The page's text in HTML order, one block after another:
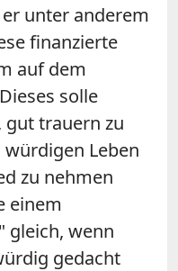
unter anderem
finanzierte
auf dem
solle
gut trauern zu
Leben
zu nehmen
einem
gleich, wenn
gedacht